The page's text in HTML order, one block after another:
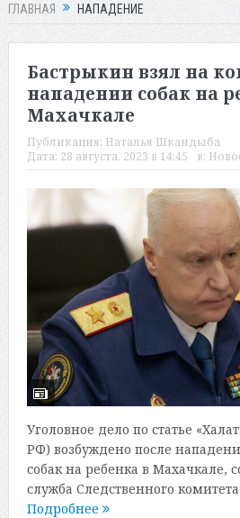
ГЛАВНАЯ НАПАДЕНИЕ
Бастрыкин взял на
нападении собак на
Махачкале
Публикация: Наталья Шкандыба
Дата: 28 августа, 2023 в 14:45 в:
Уголовное дело по статье
РФ) возбуждено после
собак на ребенка в Махачкале,
служба Следственного
Подробнее